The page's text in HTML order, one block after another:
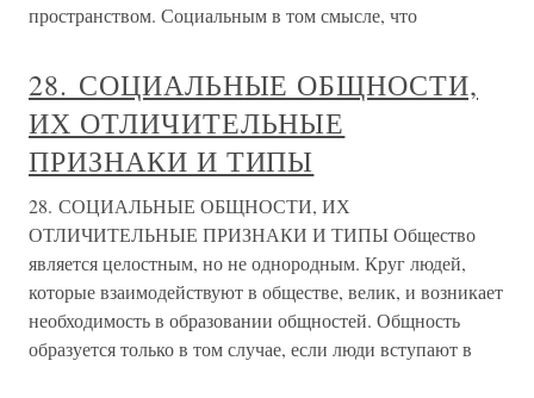
пространством. Социальным в том смысле, что
28. СОЦИАЛЬНЫЕ ОБЩНОСТИ,
ИХ ОТЛИЧИТЕЛЬНЫЕ
ПРИЗНАКИ И ТИПЫ
28. СОЦИАЛЬНЫЕ ОБЩНОСТИ, ИХ
ОТЛИЧИТЕЛЬНЫЕ ПРИЗНАКИ И ТИПЫ Общество
является целостным, но не однородным. Круг людей,
которые взаимодействуют в обществе, велик, и возникает
необходимость в образовании общностей. Общность
образуется только в том случае, если люди вступают в